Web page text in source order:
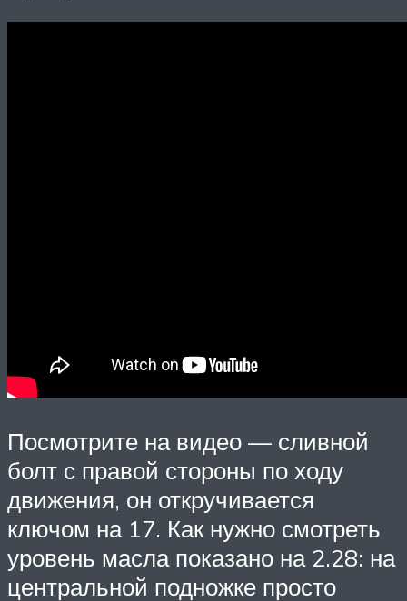
Посмотрите на видео — сливной
болт с правой стороны по ходу
движения, он откручивается
ключом на 17. Как нужно смотреть
уровень масла показано на 2.28: на
центральной подножке просто